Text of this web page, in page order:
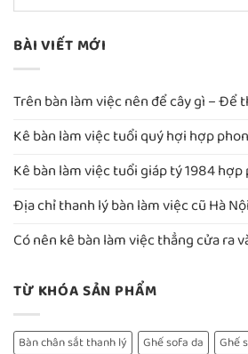
BÀI VIẾT MỚI
Trên bàn làm việc nên để cây gì – Để
Kê bàn làm việc tuổi quý hợi hợp
Kê bàn làm việc tuổi giáp tý 1984
Địa chỉ thanh lý bàn làm việc cũ Hà
Có nên kê bàn làm việc thẳng cửa ra
TỪ KHÓA SẢN PHẨM
Bàn chân sắt thanh lý Ghế sofa da Ghế